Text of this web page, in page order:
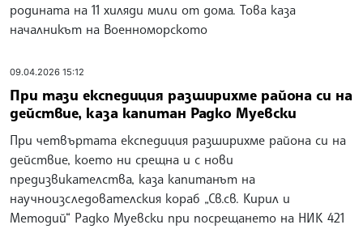
родината на 11 хиляди мили от дома. Това каза
началникът на Военноморското
09.04.2026 15:12
При тази експедиция разширихме района си на
действие, каза капитан Радко Муевски
При четвъртата експедиция разширихме района си на
действие, което ни срещна и с нови
предизвикателства, каза капитанът на
научноизследователския кораб „Св.св. Кирил и
Методий“ Радко Муевски при посрещането на НИК 421